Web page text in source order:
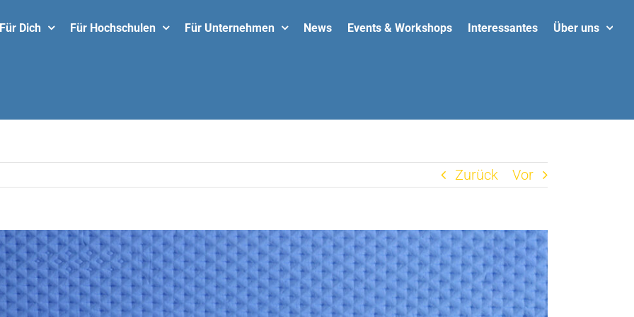
Für Dich Für Hochschulen Für Unternehmen News Events & Workshops Interessantes Über uns
Zurück Vor